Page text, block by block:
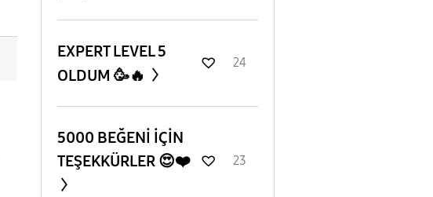
EXPERT LEVEL 5
OLDUM 🥳🔥
24
5000 BEĞENİ İÇİN
TEŞEKKÜRLER 😍❤️
23